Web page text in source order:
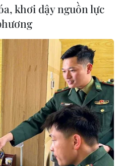
khơi dậy nguồn lực